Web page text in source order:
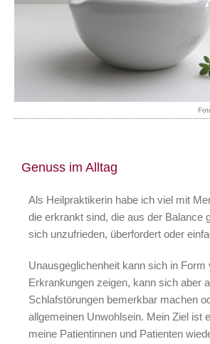
Genuss im Alltag
Als Heilpraktikerin habe ich viel mit
die erkrankt sind, die aus der Balance
sich unzufrieden, überfordert oder
Unausgeglichenheit kann sich in Form
Erkrankungen zeigen, kann sich aber
Schlafstörungen bemerkbar machen
allgemeinen Unwohlsein. Mein Ziel ist
meine Patientinnen und Patienten